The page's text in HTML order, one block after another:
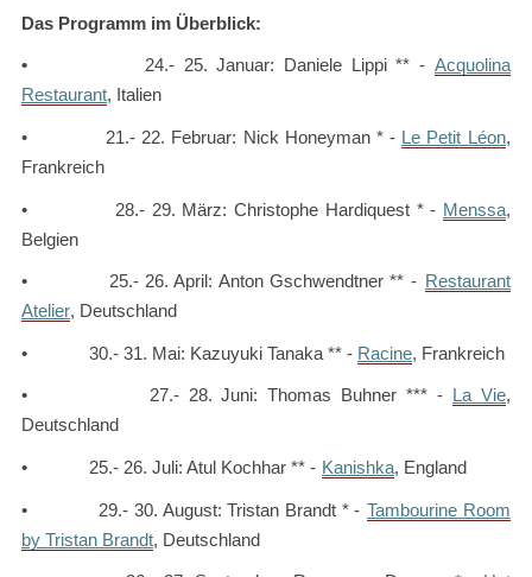
Das Programm im Überblick:
• 24.- 25. Januar: Daniele Lippi ** - Acquolina
Restaurant, Italien
• 21.- 22. Februar: Nick Honeyman * - Le Petit Léon,
Frankreich
• 28.- 29. März: Christophe Hardiquest * - Menssa,
Belgien
• 25.- 26. April: Anton Gschwendtner ** - Restaurant
Atelier, Deutschland
• 30.- 31. Mai: Kazuyuki Tanaka ** - Racine, Frankreich
• 27.- 28. Juni: Thomas Buhner *** - La Vie,
Deutschland
• 25.- 26. Juli: Atul Kochhar ** - Kanishka, England
• 29.- 30. August: Tristan Brandt * - Tambourine Room
by Tristan Brandt, Deutschland